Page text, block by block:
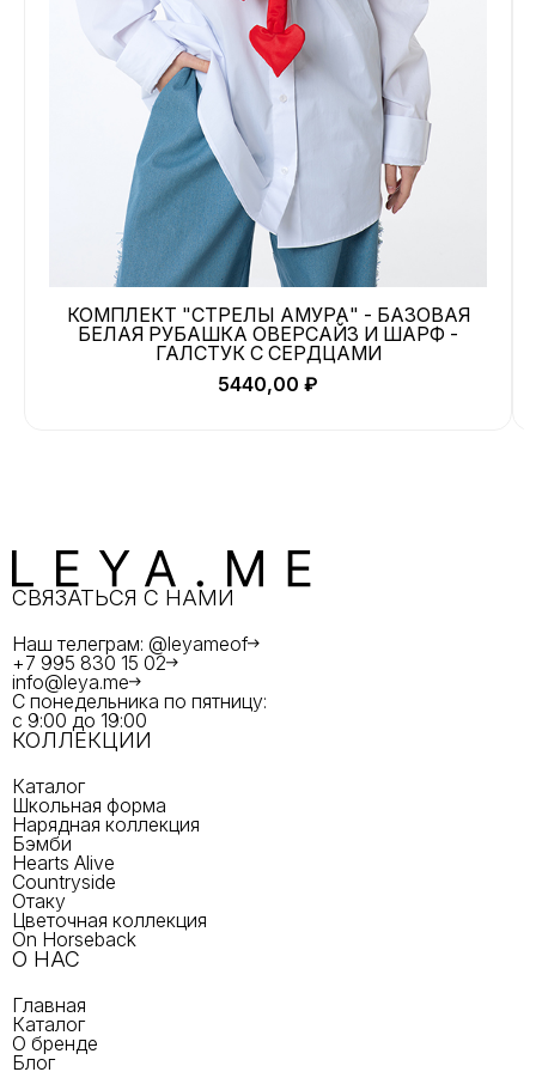
КОМПЛЕКТ "СТРЕЛЫ АМУРА" - БАЗОВАЯ
БЕЛАЯ РУБАШКА ОВЕРСАЙЗ И ШАРФ -
ГАЛСТУК С СЕРДЦАМИ
5440,00 ₽
СВЯЗАТЬСЯ С НАМИ
Наш телеграм: @leyameof
+7 995 830 15 02
info@leya.me
С понедельника по пятницу:
с 9:00 до 19:00
КОЛЛЕКЦИИ
Каталог
Школьная форма
Нарядная коллекция
Бэмби
Hearts Alive
Countryside
Отаку
Цветочная коллекция
On Horseback
О НАС
Главная
Каталог
О бренде
Блог